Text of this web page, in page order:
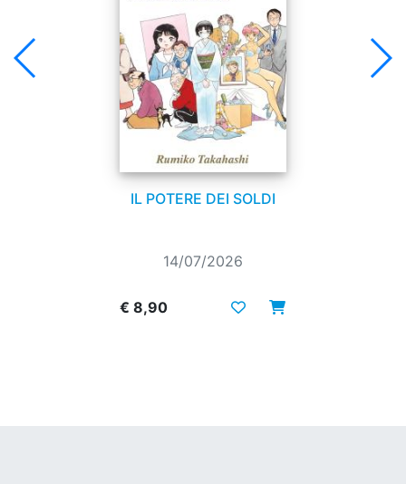
IL POTERE DEI SOLDI
14/07/2026
€ 8,90